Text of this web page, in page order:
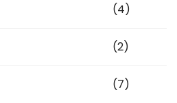
(4)
(2)
(7)